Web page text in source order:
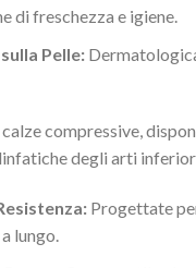
di freschezza e igiene.
Pelle:
compressive,
degli arti
Progettate
lungo.